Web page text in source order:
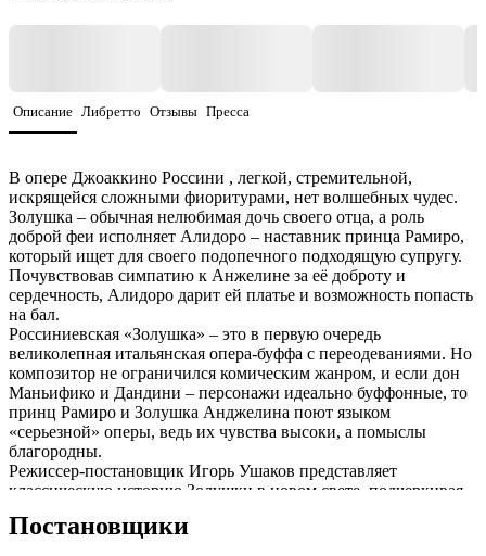
Описание Либретто Отзывы Пресса
В опере Джоаккино Россини , легкой, стремительной,
искрящейся сложными фиоритурами, нет волшебных чудес.
Золушка – обычная нелюбимая дочь своего отца, а роль
доброй феи исполняет Алидоро – наставник принца Рамиро,
который ищет для своего подопечного подходящую супругу.
Почувствовав симпатию к Анжелине за её доброту и
сердечность, Алидоро дарит ей платье и возможность попасть
на бал.
Россиниевская «Золушка» – это в первую очередь
великолепная итальянская опера-буффа с переодеваниями. Но
композитор не ограничился комическим жанром, и если дон
Маньифико и Дандини – персонажи идеально буффонные, то
принц Рамиро и Золушка Анджелина поют языком
«серьезной» оперы, ведь их чувства высоки, а помыслы
благородны.
Режиссер-постановщик Игорь Ушаков представляет
классическую историю Золушки в новом свете, подчеркивая
девушке, которая находит свое счастье, доказывает: чудеса
Постановщики